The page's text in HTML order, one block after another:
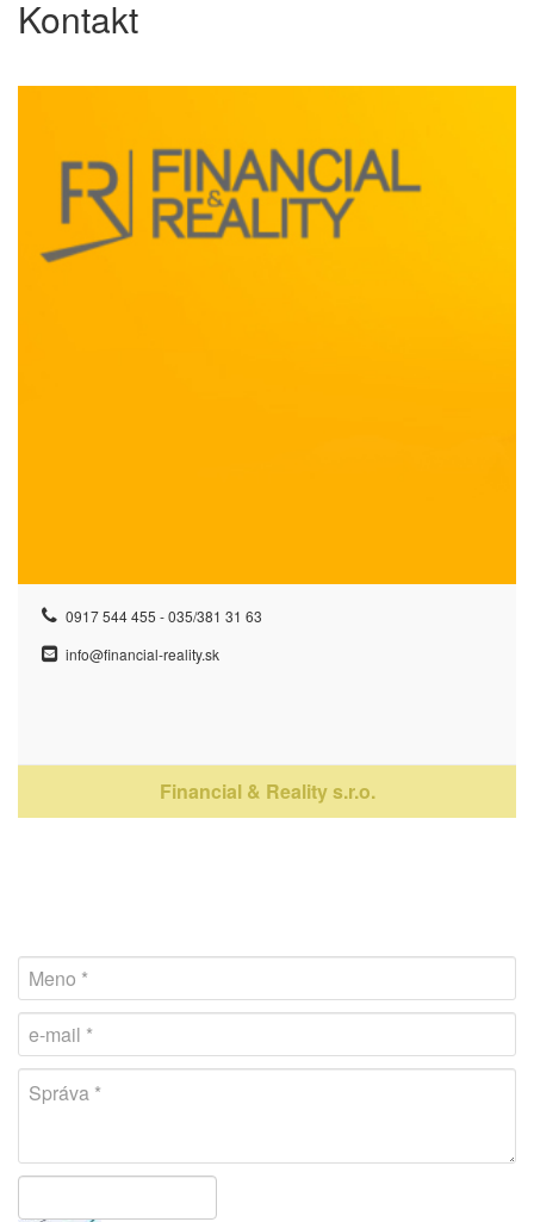
Kontakt
0917 544 455 - 035/381 31 63
info@financial-reality.sk
Financial & Reality s.r.o.